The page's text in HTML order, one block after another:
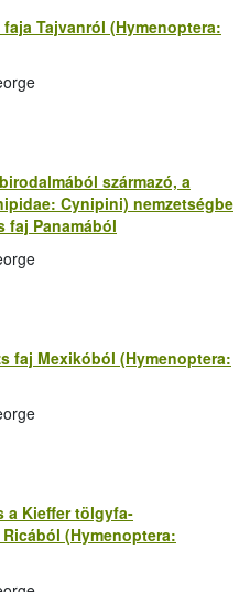
Tajvanról (Hymenoptera:
származó, a
Cynipini) nemzetségbe
faj Panamából
faj Mexikóból (Hymenoptera:
a Kieffer tölgyfa-
(Hymenoptera: